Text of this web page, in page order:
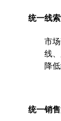
统一线
市
线
降
统一销